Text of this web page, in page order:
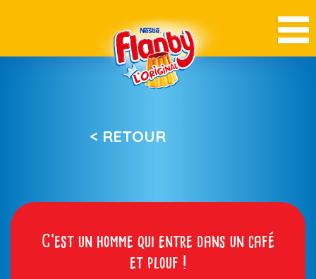
< RETOUR
C’est un homme qui entre dans un café
et plouf !